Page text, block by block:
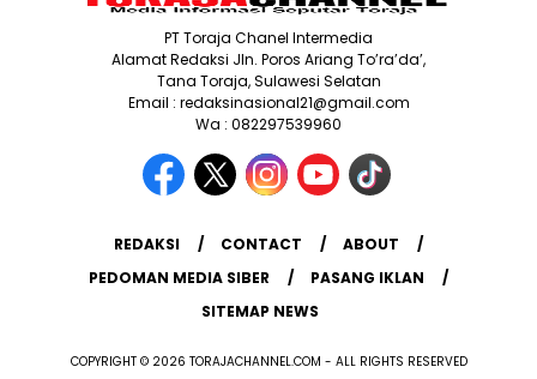
PT Toraja Chanel Intermedia
Alamat Redaksi Jln. Poros Ariang To’ra’da’,
Tana Toraja, Sulawesi Selatan
Email : redaksinasional21@gmail.com
Wa : 082297539960
REDAKSI CONTACT
ABOUT
PEDOMAN MEDIA SIBER
PASANG IKLAN
SITEMAP NEWS
COPYRIGHT © 2026 TORAJACHANNEL.COM - ALL RIGHTS RESERVED